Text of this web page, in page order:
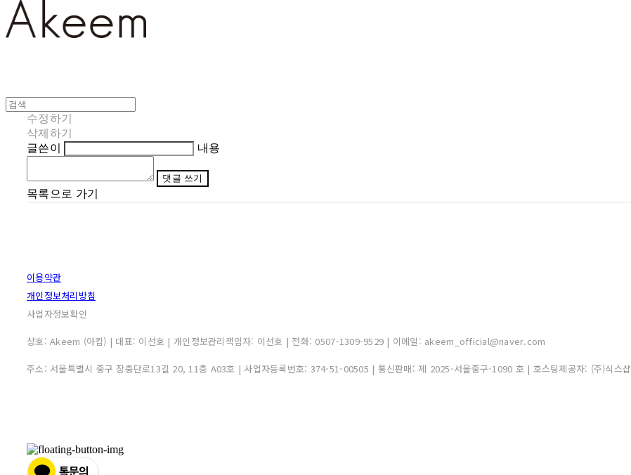
수정하기
삭제하기
글쓴이
내용
댓글 쓰기
목록으로 가기
이용약관
개인정보처리방침
사업자정보확인
상호: Akeem (아킴) | 대표: 이선호 | 개인정보관리책임자: 이선호 | 전화: 0507-1309-9529 | 이메일: akeem_official@naver.com
주소: 서울특별시 중구 장충단로13길 20, 11층 A03호 | 사업자등록번호: 374-51-00505 | 통신판매: 제 2025-서울중구-1090 호 | 호스팅제공자: (주)식스샵